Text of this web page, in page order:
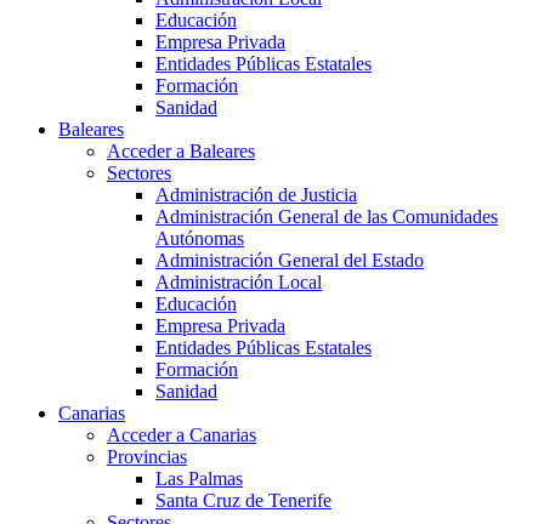
Educación
Empresa Privada
Entidades Públicas Estatales
Formación
Sanidad
Baleares
Acceder a Baleares
Sectores
Administración de Justicia
Administración General de las Comunidades
Autónomas
Administración General del Estado
Administración Local
Educación
Empresa Privada
Entidades Públicas Estatales
Formación
Sanidad
Canarias
Acceder a Canarias
Provincias
Las Palmas
Santa Cruz de Tenerife